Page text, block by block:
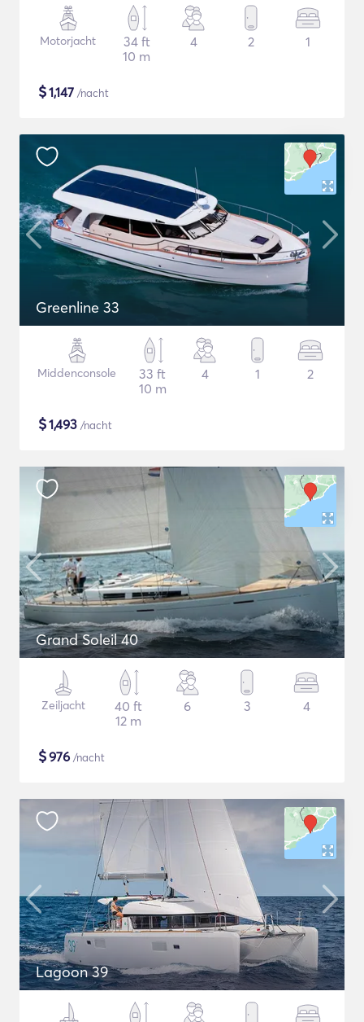
Motorjacht
34 ft
10 m
4 2 1
$1,147 /nacht
Greenline 33
Middenconsole
33 ft
10 m
4 1 2
$1,493 /nacht
Grand Soleil 40
Zeiljacht
40 ft
12 m
6 3 4
$976 /nacht
Lagoon 39